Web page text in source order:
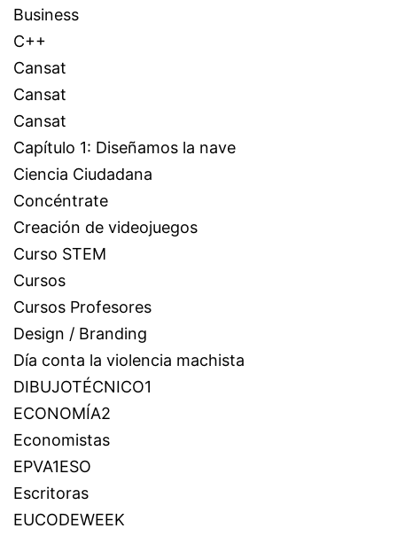
Business
C++
Cansat
Cansat
Cansat
Capítulo 1: Diseñamos la nave
Ciencia Ciudadana
Concéntrate
Creación de videojuegos
Curso STEM
Cursos
Cursos Profesores
Design / Branding
Día conta la violencia machista
DIBUJOTÉCNICO1
ECONOMÍA2
Economistas
EPVA1ESO
Escritoras
EUCODEWEEK